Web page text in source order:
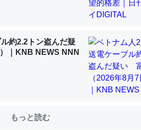
量に使う脊椎動物と貝類は苦労してるんだ
「昆虫はなぜ海にいないのか」に関する新仮説
約2.2トン盗んだ疑
｜KNB NEWS NNN
もっと読む